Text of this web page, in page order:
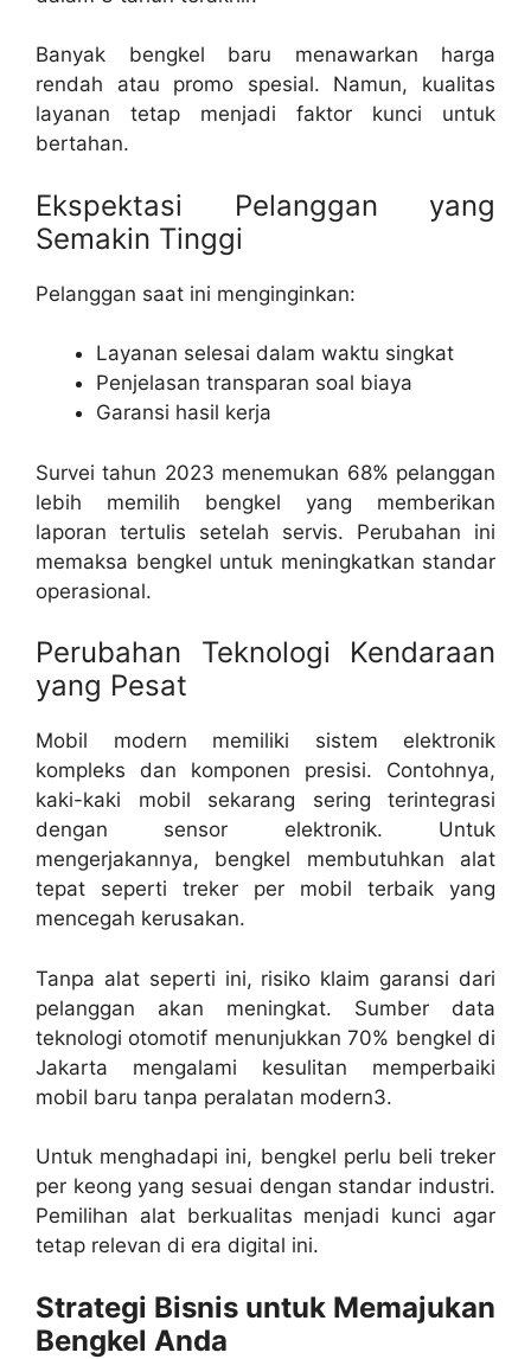
Banyak bengkel baru menawarkan harga
rendah atau promo spesial. Namun, kualitas
layanan tetap menjadi faktor kunci untuk
bertahan.
Ekspektasi Pelanggan yang
Semakin Tinggi
Pelanggan saat ini menginginkan:
Layanan selesai dalam waktu singkat
Penjelasan transparan soal biaya
Garansi hasil kerja
Survei tahun 2023 menemukan 68% pelanggan
lebih memilih bengkel yang memberikan
laporan tertulis setelah servis. Perubahan ini
memaksa bengkel untuk meningkatkan standar
operasional.
Perubahan Teknologi Kendaraan
yang Pesat
Mobil modern memiliki sistem elektronik
kompleks dan komponen presisi. Contohnya,
kaki-kaki mobil sekarang sering terintegrasi
dengan sensor elektronik. Untuk
mengerjakannya, bengkel membutuhkan alat
tepat seperti treker per mobil terbaik yang
mencegah kerusakan.
Tanpa alat seperti ini, risiko klaim garansi dari
pelanggan akan meningkat. Sumber data
teknologi otomotif menunjukkan 70% bengkel di
Jakarta mengalami kesulitan memperbaiki
mobil baru tanpa peralatan modern3.
Untuk menghadapi ini, bengkel perlu beli treker
per keong yang sesuai dengan standar industri.
Pemilihan alat berkualitas menjadi kunci agar
tetap relevan di era digital ini.
Strategi Bisnis untuk Memajukan
Bengkel Anda